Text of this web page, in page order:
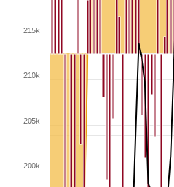
200k
210k
205k
215k